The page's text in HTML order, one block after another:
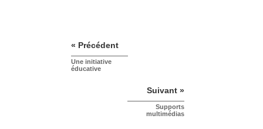
« Précédent
Une initiative
éducative
Suivant »
Supports
multimédias